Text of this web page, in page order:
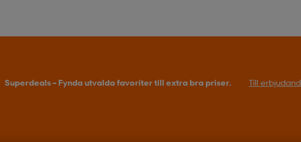
Superdeals – Fynda utvalda favoriter till extra bra priser. Till